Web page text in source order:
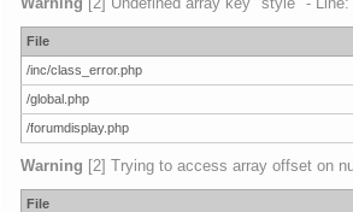
File
/inc/class_error.php
/global.php
/forumdisplay.php
Warning [2] Trying to access array offset on
File